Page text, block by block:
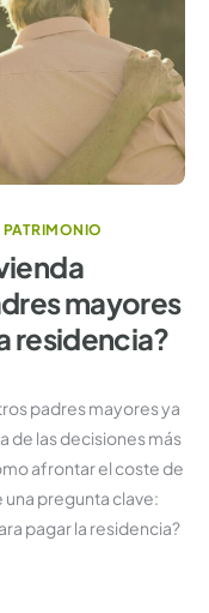
PATRIMONIO
mayores
residencia?
padres mayores ya
de las decisiones más
afrontar el coste de
pregunta clave:
pagar la residencia?